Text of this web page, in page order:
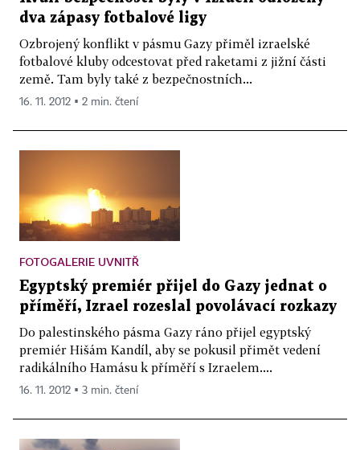
dva zápasy fotbalové ligy
Ozbrojený konflikt v pásmu Gazy přiměl izraelské
fotbalové kluby odcestovat před raketami z jižní části
země. Tam byly také z bezpečnostních...
16. 11. 2012 ▪ 2 min. čtení
FOTOGALERIE UVNITŘ
Egyptský premiér přijel do Gazy jednat o
příměří, Izrael rozeslal povolávací rozkazy
Do palestinského pásma Gazy ráno přijel egyptský
premiér Hišám Kandíl, aby se pokusil přimět vedení
radikálního Hamásu k příměří s Izraelem....
16. 11. 2012 ▪ 3 min. čtení